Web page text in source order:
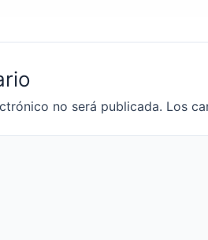
no será publicada. Los